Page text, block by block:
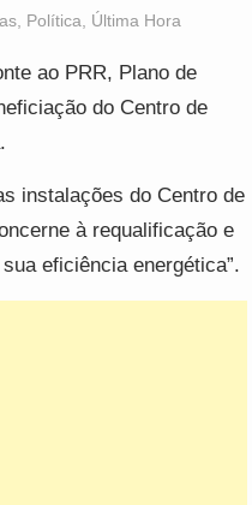
, Política, Última Hora
ao PRR, Plano de
do Centro de
instalações do Centro de
à requalificação e
eficiência energética”.